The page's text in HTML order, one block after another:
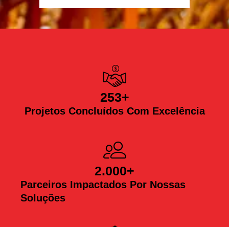
Projetos Concluídos Com Excelência
253+
Parceiros Impactados Por Nossas
Soluções
2.000+